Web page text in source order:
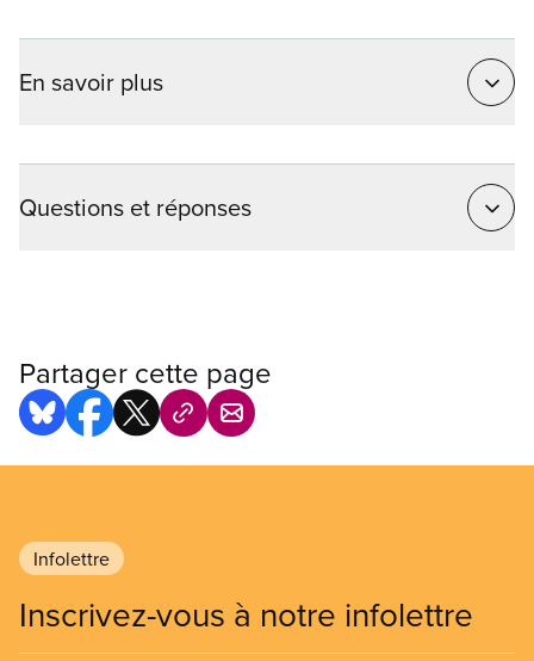
En savoir plus
Questions et réponses
Partager cette page
Infolettre
Inscrivez-vous à notre infolettre